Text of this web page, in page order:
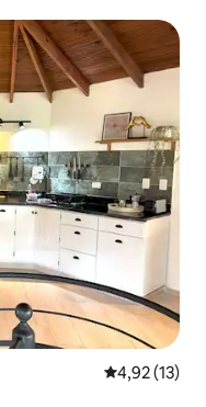
4,92 de uma
4,92 (13)